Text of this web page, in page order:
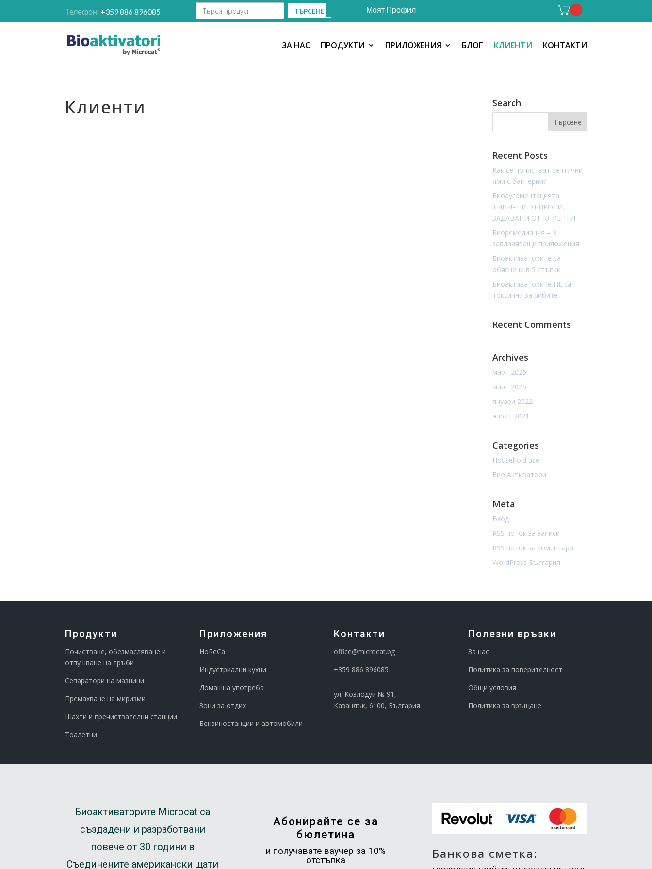
Телефон: +359 886 896085 ТЪРСЕНЕ Моят Профил
ЗА НАС ПРОДУКТИ ПРИЛОЖЕНИЯ БЛОГ КЛИЕНТИ КОНТАКТИ
Клиенти Search
Recent Posts
Как се почистват септични
ями с бактерии?
Биоаугоментацията …
ТИПИЧНИ ВЪПРОСИ,
ЗАДАВАНИ ОТ КЛИЕНТИ
Биоремедиация – 3
завладяващи приложения
Биоактиваторите са
обяснени в 5 стъпки
Биоактиваторите НЕ са
токсични за рибите
Recent Comments
Archives
март 2026
март 2025
януари 2022
април 2021
Categories
Household use
Био Активатори
Meta
Вход
RSS поток за записи
RSS поток за коментари
WordPress България
Продукти
Почистване, обезмасляване и
отпушване на тръби
Сепаратори на мазнини
Премахване на миризми
Шахти и пречиствателни станции
Тоалетни
Приложения
HoReCa
Индустриални кухни
Домашна употреба
Зони за отдих
Бензиностанции и автомобили
Контакти
office@microcat.bg
+359 886 896085
ул. Козлодуй № 91,
Казанлък, 6100, България
Полезни връзки
За нас
Политика за поверителност
Общи условия
Политика за връщане
Биоактиваторите Microcat са
създадени и разработвани
повече от 30 години в
Съединените американски щати
Абонирайте се за
бюлетина
и получавате ваучер за 10%
отстъпка
Банкова сметка: